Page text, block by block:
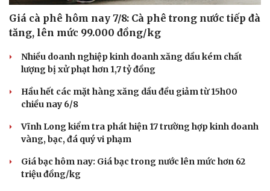
Giá cà phê hôm nay 7/8: Cà phê trong nước tiếp đà
tăng, lên mức 99.000 đồng/kg
Nhiều doanh nghiệp kinh doanh xăng dầu kém chất
lượng bị xử phạt hơn 1,7 tỷ đồng
Hầu hết các mặt hàng xăng dầu đều giảm từ 15h00
chiều nay 6/8
Vĩnh Long kiểm tra phát hiện 17 trường hợp kinh doanh
vàng, bạc, đá quý vi phạm
Giá bạc hôm nay: Giá bạc trong nước lên mức hơn 62
triệu đồng/kg